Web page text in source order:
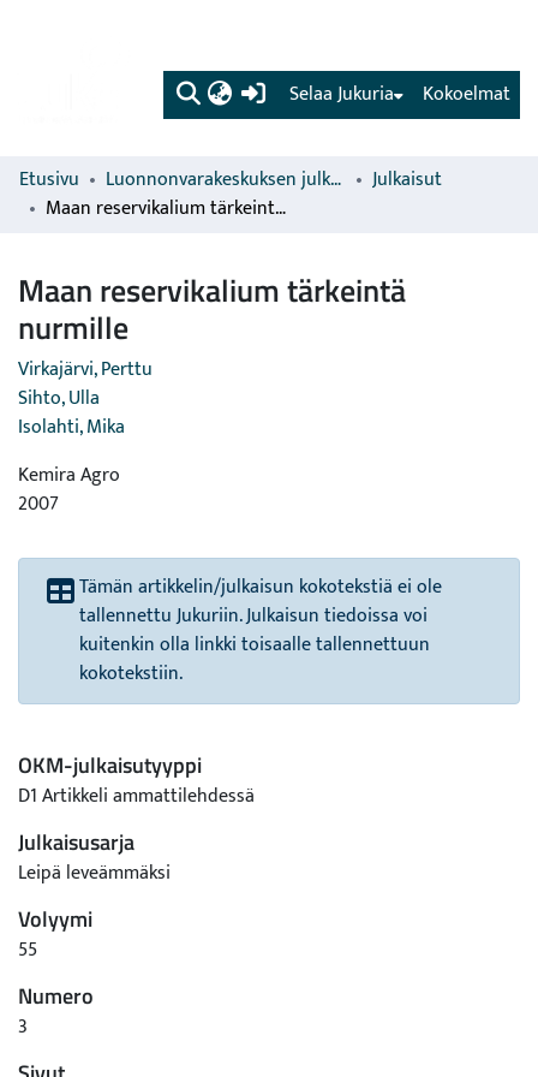
(current) Kokoelmat
Selaa Jukuria
Etusivu Luonnonvarakeskuksen julkaisut
Julkaisut
Maan reservikalium tärkeintä nurmille
Maan reservikalium tärkeintä
nurmille
Virkajärvi, Perttu
Sihto, Ulla
Isolahti, Mika
Kemira Agro
2007
Tämän artikkelin/julkaisun kokotekstiä ei ole
tallennettu Jukuriin. Julkaisun tiedoissa voi
kuitenkin olla linkki toisaalle tallennettuun
kokotekstiin.
OKM-julkaisutyyppi
D1 Artikkeli ammattilehdessä
Julkaisusarja
Leipä leveämmäksi
Volyymi
55
Numero
3